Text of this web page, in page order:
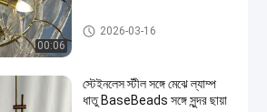
00:06
বড় ফোয়্যার চ্যান্ডেলিয়ার
2026-03-16
স্টেইনলেস স্টীল সঙ্গে মেঝে ল্যাম্প
ধাতু BaseBeads সঙ্গে সুন্দর ছায়া